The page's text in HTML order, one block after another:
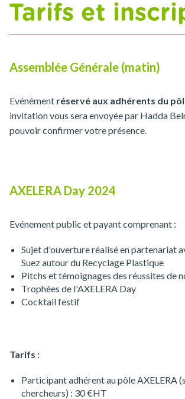
Tarifs et
Assemblée Générale (matin)
Evénément réservé aux adhérents du
invitation vous sera envoyée par Hadda
pouvoir confirmer votre présence.
AXELERA Day 2024
Evénement public et payant comprenant :
Sujet d'ouverture réalisé en partenariat
Suez autour du Recyclage Plastique
Pitchs et témoignages des réussites de
Trophées de l'AXELERA Day
Cocktail festif
Tarifs :
Participant adhérent au pôle AXELERA
chercheurs) : 30 €HT